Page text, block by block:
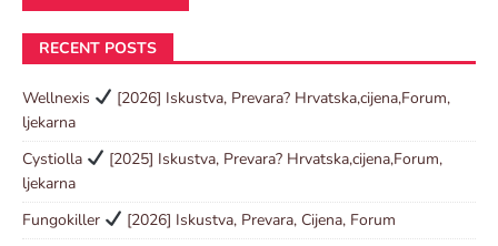
RECENT POSTS
Wellnexis
[2026] Iskustva, Prevara? Hrvatska,cijena,Forum,
ljekarna
Cystiolla
[2025] Iskustva, Prevara? Hrvatska,cijena,Forum,
ljekarna
Fungokiller
[2026] Iskustva, Prevara, Cijena, Forum